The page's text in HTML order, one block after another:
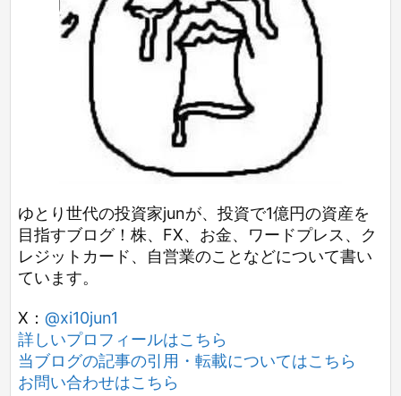
ゆとり世代の投資家junが、投資で1億円の資産を
目指すブログ！株、FX、お金、ワードプレス、ク
レジットカード、自営業のことなどについて書い
ています。
X： @xi10jun1
詳しいプロフィールはこちら
当ブログの記事の引用・転載についてはこちら
お問い合わせはこちら